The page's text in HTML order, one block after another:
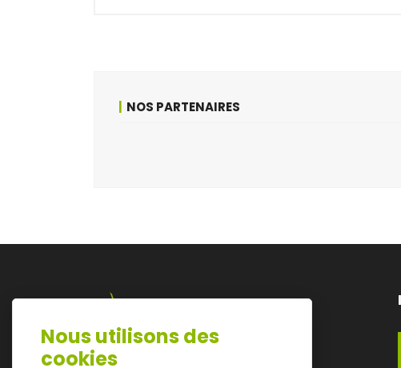
NOS PARTENAIRES
Lazarijstraat 168
3500 Hasselt
Nous utilisons des
cookies